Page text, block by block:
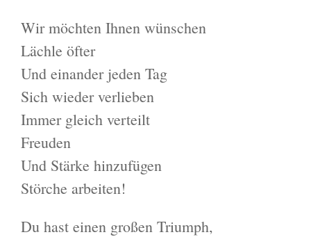
Wir möchten Ihnen wünschen
Lächle öfter
Und einander jeden Tag
Sich wieder verlieben
Immer gleich verteilt
Freuden
Und Stärke hinzufügen
Störche arbeiten!
Du hast einen großen Triumph,